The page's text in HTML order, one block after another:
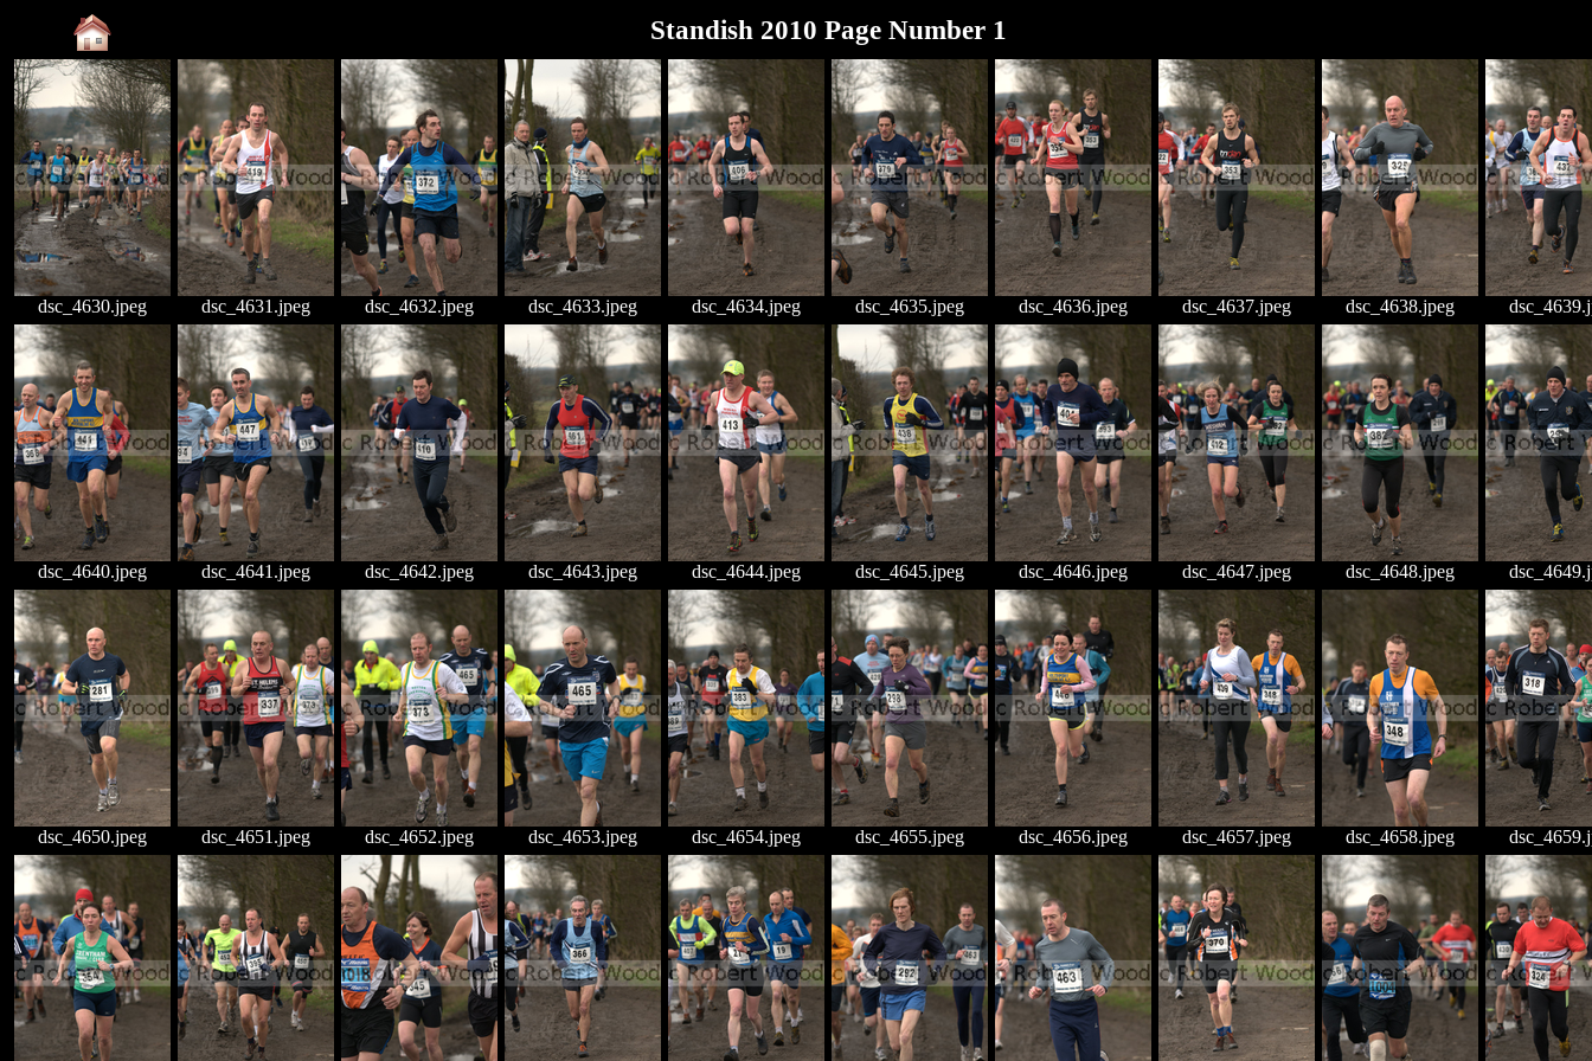
Standish 2010 Page Number 1
dsc_4630.jpeg dsc_4631.jpeg dsc_4632.jpeg dsc_4633.jpeg dsc_4634.jpeg dsc_4635.jpeg dsc_4636.jpeg dsc_4637.jpeg dsc_4638.jpeg
dsc_4640.jpeg dsc_4641.jpeg dsc_4642.jpeg dsc_4643.jpeg dsc_4644.jpeg dsc_4645.jpeg dsc_4646.jpeg dsc_4647.jpeg dsc_4648.jpeg
dsc_4650.jpeg dsc_4651.jpeg dsc_4652.jpeg dsc_4653.jpeg dsc_4654.jpeg dsc_4655.jpeg dsc_4656.jpeg dsc_4657.jpeg dsc_4658.jpeg